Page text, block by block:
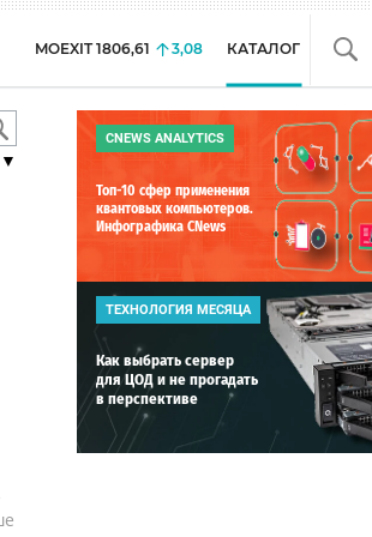
MOEXIT 1806,61 3,08 КАТАЛОГ
▼
CNEWS ANALYTICS
Топ-10 сфер применения
квантовых компьютеров.
Инфографика CNews
ТЕХНОЛОГИЯ МЕСЯЦА
Как выбрать сервер
для ЦОД и не прогадать
в перспективе